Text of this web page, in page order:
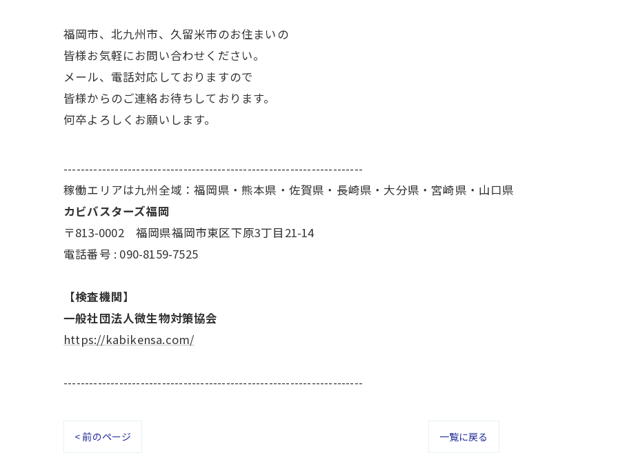
福岡市、北九州市、久留米市のお住まいの
皆様お気軽にお問い合わせください。
メール、電話対応しておりますので
皆様からのご連絡お待ちしております。
何卒よろしくお願いします。
----------------------------------------------------------------------
稼働エリアは九州全域：福岡県・熊本県・佐賀県・長崎県・大分県・宮崎県・山口県
カビバスターズ福岡
〒813-0002 福岡県福岡市東区下原3丁目21-14
電話番号 : 090-8159-7525
【検査機関】
一般社団法人微生物対策協会
https://kabikensa.com/
----------------------------------------------------------------------
< 前のページ 一覧に戻る